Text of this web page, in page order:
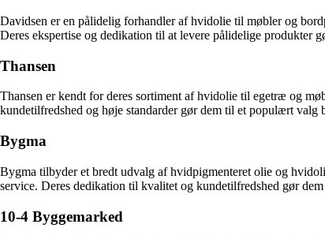
Davidsen er en pålidelig forhandler af hvidolie til møbler og
Deres ekspertise og dedikation til at levere pålidelige produkter
Thansen
Thansen er kendt for deres sortiment af hvidolie til egetræ og
kundetilfredshed og høje standarder gør dem til et populært
Bygma
Bygma tilbyder et bredt udvalg af hvidpigmenteret olie og
service. Deres dedikation til kvalitet og kundetilfredshed gør
10-4 Byggemarked